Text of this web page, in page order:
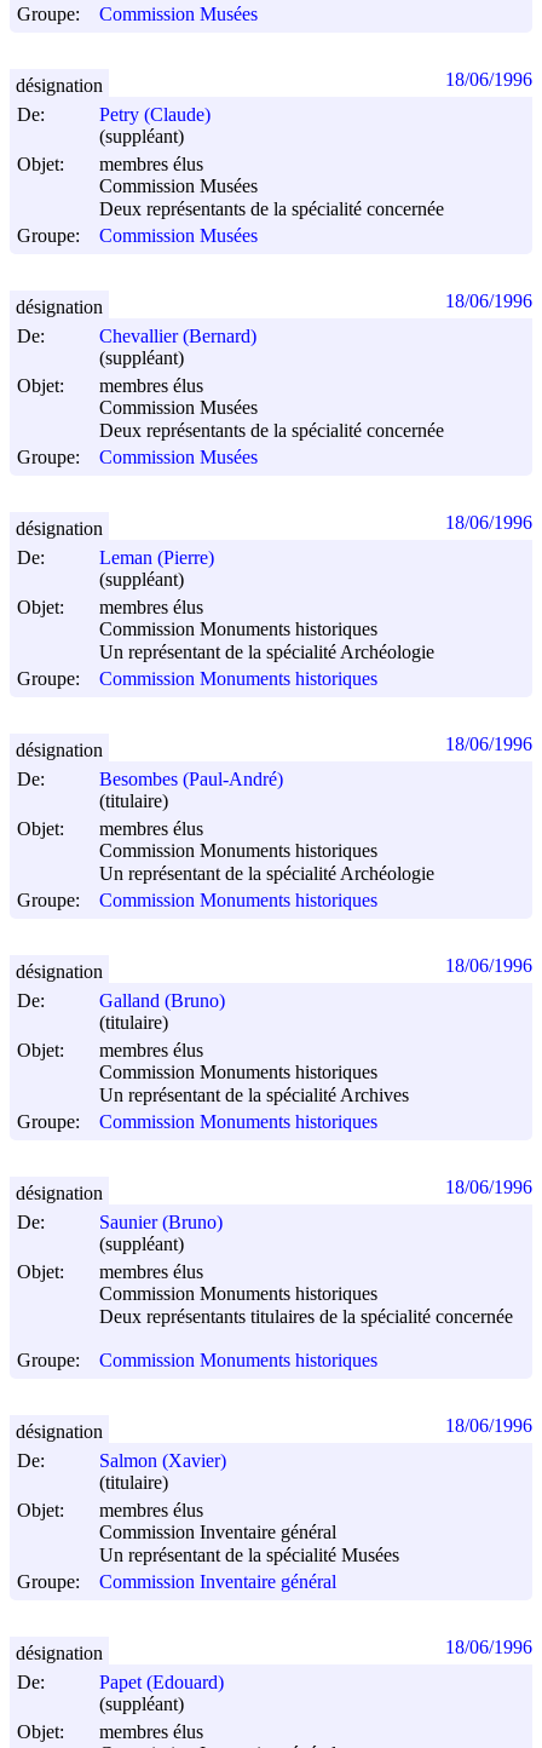
Groupe:
Commission Musées
De:
Petry (Claude)
(suppléant)
Objet:
membres élus
Commission Musées
Deux représentants de la spécialité concernée
Groupe:
Commission Musées
désignation 18/06/1996
De:
Chevallier (Bernard)
(suppléant)
Objet:
membres élus
Commission Musées
Deux représentants de la spécialité concernée
Groupe:
Commission Musées
désignation 18/06/1996
De:
Leman (Pierre)
(suppléant)
Objet:
membres élus
Commission Monuments historiques
Un représentant de la spécialité Archéologie
Groupe:
Commission Monuments historiques
désignation 18/06/1996
De:
Besombes (Paul-André)
(titulaire)
Objet:
membres élus
Commission Monuments historiques
Un représentant de la spécialité Archéologie
Groupe:
Commission Monuments historiques
désignation 18/06/1996
De:
Galland (Bruno)
(titulaire)
Objet:
membres élus
Commission Monuments historiques
Un représentant de la spécialité Archives
Groupe:
Commission Monuments historiques
désignation 18/06/1996
De:
Saunier (Bruno)
(suppléant)
Objet:
membres élus
Commission Monuments historiques
Deux représentants titulaires de la spécialité concernée
Groupe: Commission Monuments historiques
désignation 18/06/1996
De:
Salmon (Xavier)
(titulaire)
Objet:
membres élus
Commission Inventaire général
Un représentant de la spécialité Musées
Groupe:
Commission Inventaire général
désignation 18/06/1996
De:
Papet (Edouard)
(suppléant)
Objet:
membres élus
désignation 18/06/1996